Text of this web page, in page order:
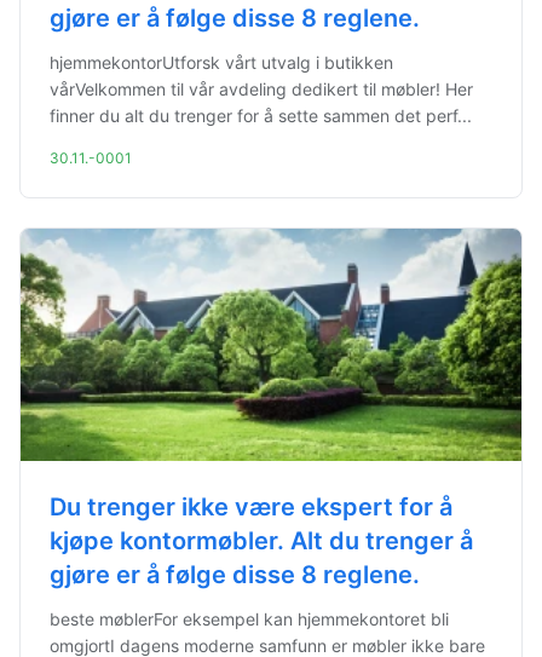
gjøre er å følge disse 8 reglene.
hjemmekontorUtforsk vårt utvalg i butikken
vårVelkommen til vår avdeling dedikert til møbler! Her
finner du alt du trenger for å sette sammen det perf...
30.11.-0001
Du trenger ikke være ekspert for å
kjøpe kontormøbler. Alt du trenger å
gjøre er å følge disse 8 reglene.
beste møblerFor eksempel kan hjemmekontoret bli
omgjortI dagens moderne samfunn er møbler ikke bare